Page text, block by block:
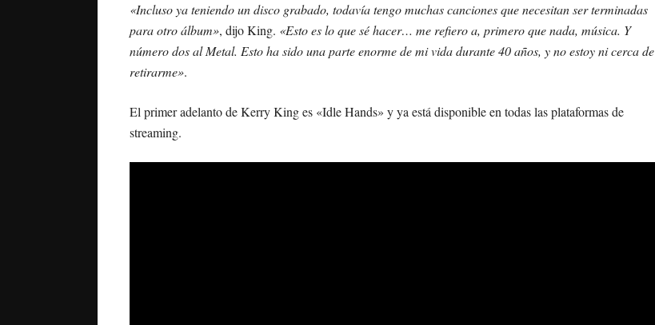
«Incluso ya teniendo un disco grabado, todavía tengo muchas canciones que necesitan ser terminadas
para otro álbum», dijo King. «Esto es lo que sé hacer… me refiero a, primero que nada, música. Y
número dos al Metal. Esto ha sido una parte enorme de mi vida durante 40 años, y no estoy ni cerca de
retirarme».
El primer adelanto de Kerry King es «Idle Hands» y ya está disponible en todas las plataformas de
streaming.